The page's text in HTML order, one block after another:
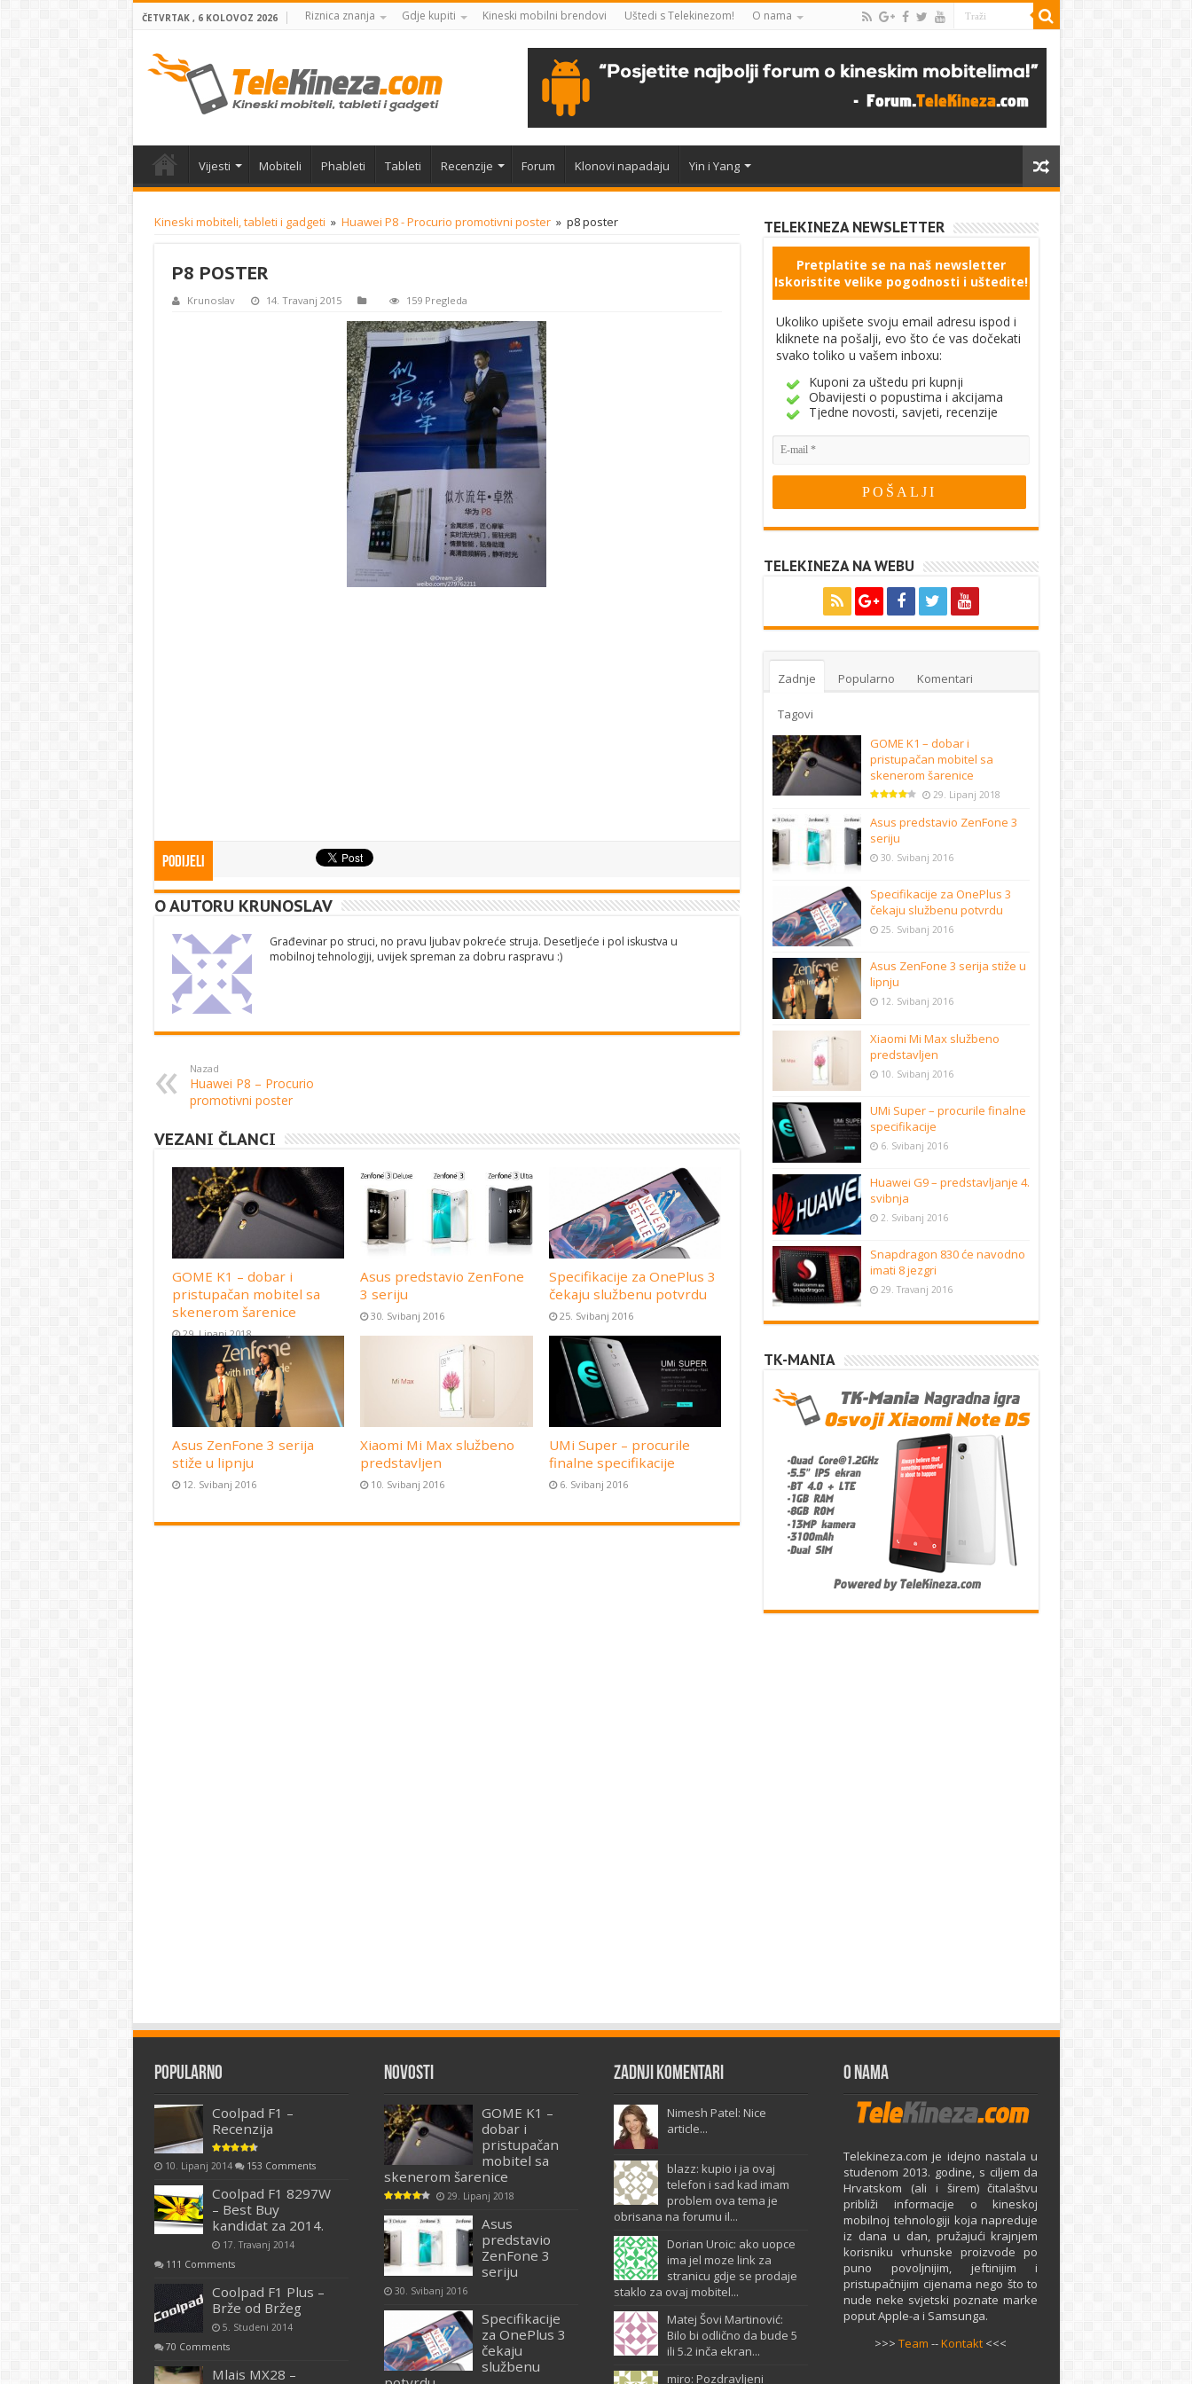
ČETVRTAK , 6 KOLOVOZ 2026 Riznica znanja Gdje kupiti Kineski mobilni brendovi Uštedi s Telekinezom! O nama
Vijesti Mobiteli Phableti Tableti Recenzije Forum Klonovi napadaju Yin i Yang
Kineski mobiteli, tableti i gadgeti » Huawei P8 - Procurio promotivni poster » p8 poster
P8 POSTER
Krunoslav 14. Travanj 2015 159 Pregleda
Podijeli
O AUTORU KRUNOSLAV
Građevinar po struci, no pravu ljubav pokreće struja. Desetljeće i pol iskustva u
mobilnoj tehnologiji, uvijek spreman za dobru raspravu :)
Nazad
Huawei P8 – Procurio
promotivni poster
VEZANI ČLANCI
GOME K1 – dobar i
pristupačan mobitel sa
skenerom šarenice
29. Lipanj 2018
Asus predstavio ZenFone
3 seriju
30. Svibanj 2016
Specifikacije za OnePlus 3
čekaju službenu potvrdu
25. Svibanj 2016
Asus ZenFone 3 serija
stiže u lipnju
12. Svibanj 2016
Xiaomi Mi Max službeno
predstavljen
10. Svibanj 2016
UMi Super – procurile
finalne specifikacije
6. Svibanj 2016
TELEKINEZA NEWSLETTER
Pretplatite se na naš newsletter
Iskoristite velike pogodnosti i uštedite!
Ukoliko upišete svoju email adresu ispod i
kliknete na pošalji, evo što će vas dočekati
svako toliko u vašem inboxu:
Kuponi za uštedu pri kupnji
Obavijesti o popustima i akcijama
Tjedne novosti, savjeti, recenzije
TELEKINEZA NA WEBU
Zadnje Popularno Komentari
Tagovi
GOME K1 – dobar i
pristupačan mobitel sa
skenerom šarenice
29. Lipanj 2018
Asus predstavio ZenFone 3
seriju
30. Svibanj 2016
Specifikacije za OnePlus 3
čekaju službenu potvrdu
25. Svibanj 2016
Asus ZenFone 3 serija stiže u
lipnju
12. Svibanj 2016
Xiaomi Mi Max službeno
predstavljen
10. Svibanj 2016
UMi Super – procurile finalne
specifikacije
6. Svibanj 2016
Huawei G9 – predstavljanje 4.
svibnja
2. Svibanj 2016
Snapdragon 830 će navodno
imati 8 jezgri
29. Travanj 2016
TK-MANIA
Popularno
Coolpad F1 –
Recenzija
10. Lipanj 2014 153 Comments
Coolpad F1 8297W
– Best Buy
kandidat za 2014.
17. Travanj 2014
111 Comments
Coolpad F1 Plus –
Brže od Bržeg
5. Studeni 2014
70 Comments
Mlais MX28 –
Novosti
GOME K1 –
dobar i
pristupačan
mobitel sa
skenerom šarenice
29. Lipanj 2018
Asus
predstavio
ZenFone 3
seriju
30. Svibanj 2016
Specifikacije
za OnePlus 3
čekaju
službenu
Zadnji komentari
Nimesh Patel: Nice
article...
blazz: kupio i ja ovaj
telefon i sad kad imam
problem ova tema je
obrisana na forumu il...
Dorian Uroic: ako uopce
ima jel moze link za
stranicu gdje se prodaje
staklo za ovaj mobitel...
Matej Šovi Martinović:
Bilo bi odlično da bude 5
ili 5.2 inča ekran...
miro: Pozdravljeni
O Nama
Telekineza.com je idejno nastala u
studenom 2013. godine, s ciljem da
Hrvatskom (ali i širem) čitalaštvu
približi informacije o kineskoj
mobilnoj tehnologiji koja napreduje
iz dana u dan, pružajući krajnjem
korisniku vrhunske proizvode po
puno povoljnijim, jeftinijim i
pristupačnijim cijenama nego što to
nude neke svjetski poznate marke
poput Apple-a i Samsunga.
>>>Team --Kontakt <<<